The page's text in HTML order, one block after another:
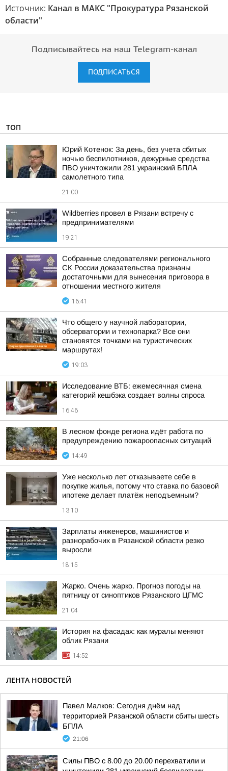
Источник: Канал в МАКС "Прокуратура Рязанской
области"
Подписывайтесь на наш Telegram-канал
ПОДПИСАТЬСЯ
ТОП
Юрий Котенок: За день, без учета сбитых
ночью беспилотников, дежурные средства
ПВО уничтожили 281 украинский БПЛА
самолетного типа
21:00
Wildberries провел в Рязани встречу с
предпринимателями
19:21
Собранные следователями регионального
СК России доказательства признаны
достаточными для вынесения приговора в
отношении местного жителя
16:41
Что общего у научной лаборатории,
обсерватории и технопарка? Все они
становятся точками на туристических
маршрутах!
19:03
Исследование ВТБ: ежемесячная смена
категорий кешбэка создает волны спроса
16:46
В лесном фонде региона идёт работа по
предупреждению пожароопасных ситуаций
14:49
Уже несколько лет отказываете себе в
покупке жилья, потому что ставка по базовой
ипотеке делает платёж неподъемным?
13:10
Зарплаты инженеров, машинистов и
разнорабочих в Рязанской области резко
выросли
18:15
Жарко. Очень жарко. Прогноз погоды на
пятницу от синоптиков Рязанского ЦГМС
21:04
История на фасадах: как муралы меняют
облик Рязани
14:52
ЛЕНТА НОВОСТЕЙ
Павел Малков: Сегодня днём над
территорией Рязанской области сбиты шесть
БПЛА
21:06
Силы ПВО с 8.00 до 20.00 перехватили и